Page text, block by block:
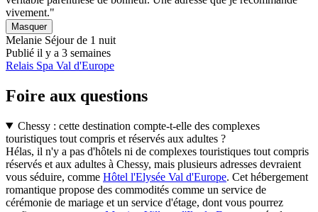
vivement."
Masquer
Melanie Séjour de 1 nuit
Publié il y a 3 semaines
Relais Spa Val d'Europe
Foire aux questions
Chessy : cette destination compte-t-elle des complexes
touristiques tout compris et réservés aux adultes ?
Hélas, il n'y a pas d'hôtels ni de complexes touristiques tout compris
réservés et aux adultes à Chessy, mais plusieurs adresses devraient
vous séduire, comme Hôtel l'Elysée Val d'Europe. Cet hébergement
romantique propose des commodités comme un service de
cérémonie de mariage et un service d'étage, dont vous pourrez